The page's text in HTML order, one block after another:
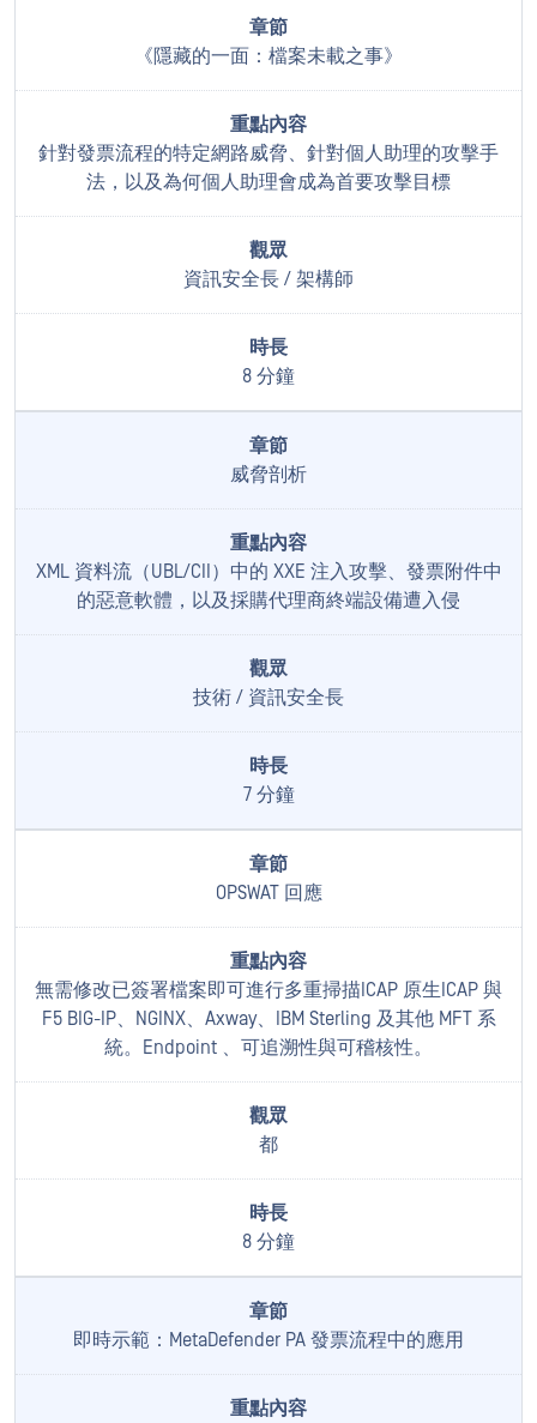
《隱藏的一面：檔案未載之事》
針對發票流程的特定網路威脅、針對個人助理的攻擊手
法，以及為何個人助理會成為首要攻擊目標
資訊安全長 / 架構師
8 分鐘
威脅剖析
XML 資料流（UBL/CII）中的 XXE 注入攻擊、發票附件中
的惡意軟體，以及採購代理商終端設備遭入侵
技術 / 資訊安全長
7 分鐘
OPSWAT 回應
無需修改已簽署檔案即可進行多重掃描ICAP 原生ICAP 與
F5 BIG-IP、NGINX、Axway、IBM Sterling 及其他 MFT 系
統。Endpoint 、可追溯性與可稽核性。
都
8 分鐘
即時示範：MetaDefender PA 發票流程中的應用